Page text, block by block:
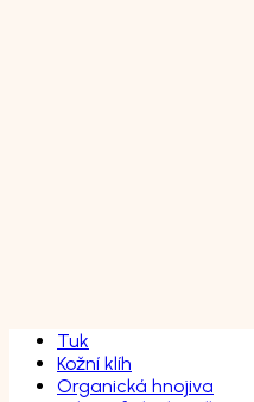
Tuk
Kožní klíh
Organická hnojiva